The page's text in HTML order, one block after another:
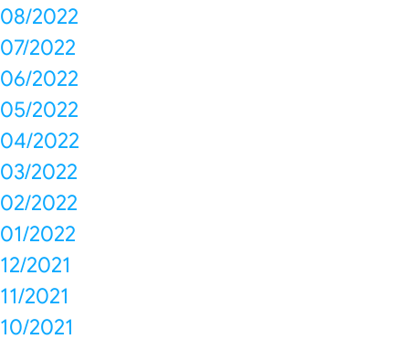
08/2022
07/2022
06/2022
05/2022
04/2022
03/2022
02/2022
01/2022
12/2021
11/2021
10/2021